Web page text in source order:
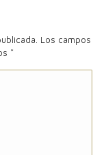
Los campos
*